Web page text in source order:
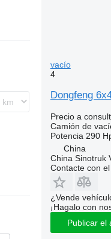
vacío
4
Dongfeng
Precio a
Camión de
Potencia 290
China
China Sinotruk
Contacte con
¿Vende
¡Hagalo con
Publicar el